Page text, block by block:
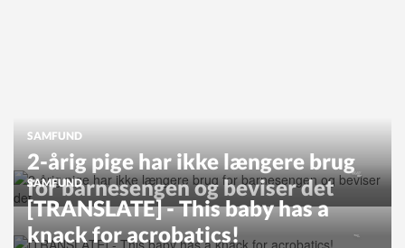
SAMFUND
2-årig pige har ikke længere brug
for barnesengen og beviser det
SAMFUND
[TRANSLATE] - This baby has a
knack for acrobatics!